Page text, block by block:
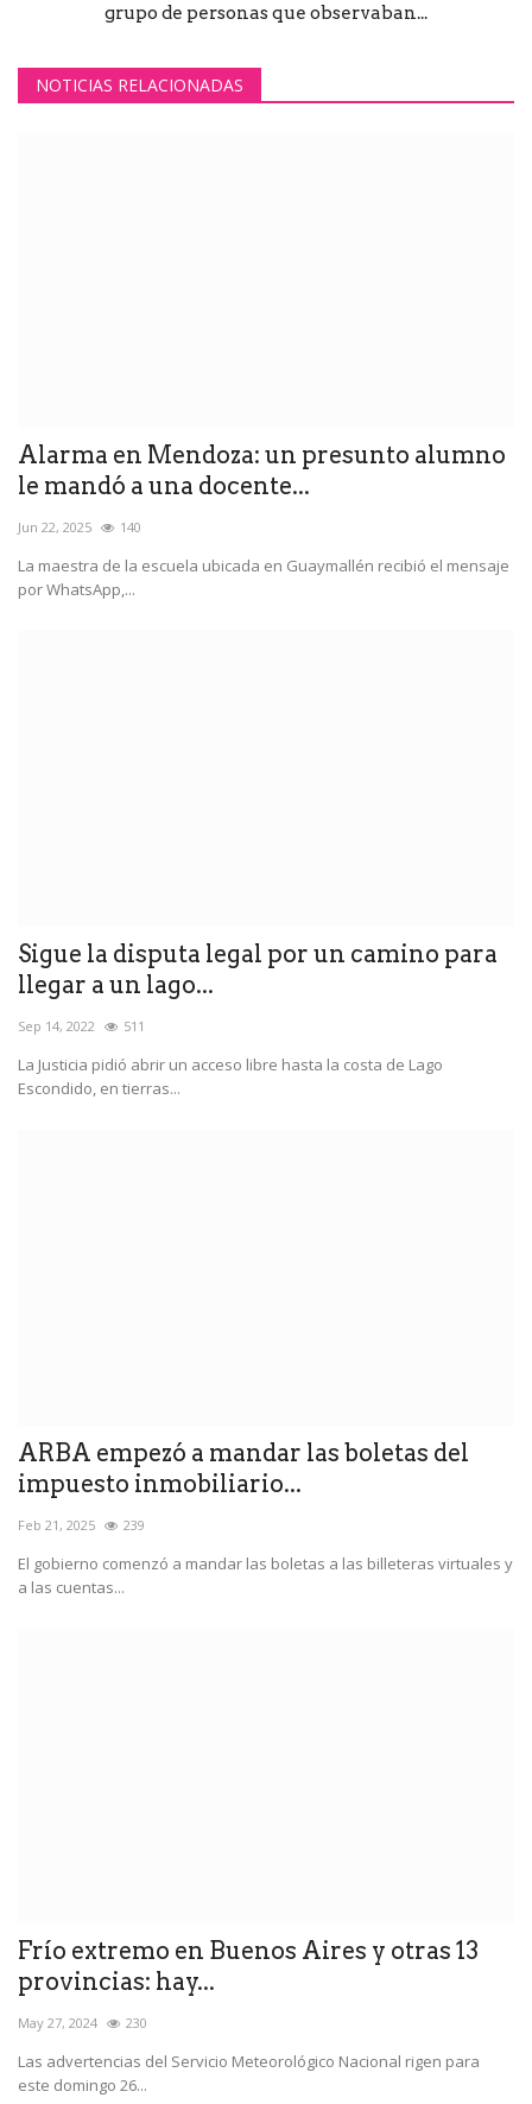
grupo de personas que observaban...
NOTICIAS RELACIONADAS
Alarma en Mendoza: un presunto alumno
le mandó a una docente...
Jun 22, 2025 140
La maestra de la escuela ubicada en Guaymallén recibió el mensaje
por WhatsApp,...
Sigue la disputa legal por un camino para
llegar a un lago...
Sep 14, 2022 511
La Justicia pidió abrir un acceso libre hasta la costa de Lago
Escondido, en tierras...
ARBA empezó a mandar las boletas del
impuesto inmobiliario...
Feb 21, 2025 239
El gobierno comenzó a mandar las boletas a las billeteras virtuales y
a las cuentas...
Frío extremo en Buenos Aires y otras 13
provincias: hay...
May 27, 2024 230
Las advertencias del Servicio Meteorológico Nacional rigen para
este domingo 26...